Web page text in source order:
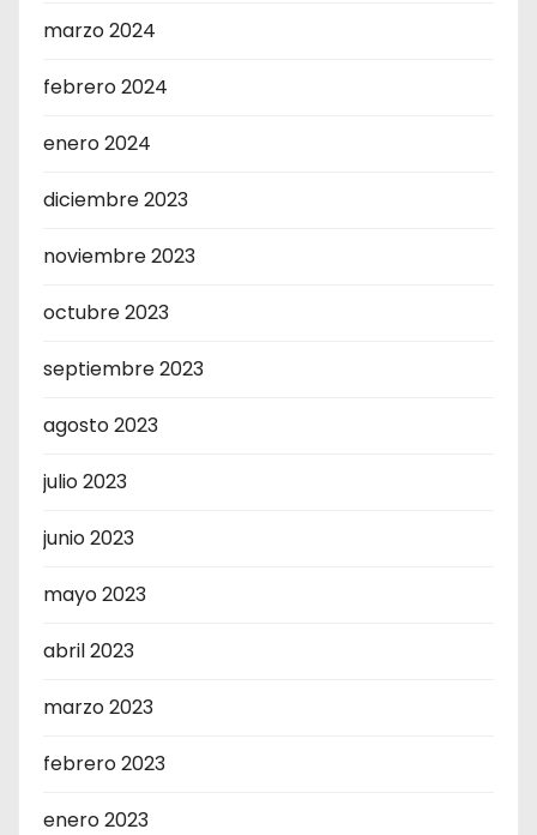
marzo 2024
febrero 2024
enero 2024
diciembre 2023
noviembre 2023
octubre 2023
septiembre 2023
agosto 2023
julio 2023
junio 2023
mayo 2023
abril 2023
marzo 2023
febrero 2023
enero 2023